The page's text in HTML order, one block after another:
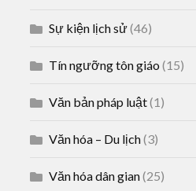
Sự kiện lịch sử(46)
Tín ngưỡng tôn giáo (15)
Văn bản pháp luật(1)
Văn hóa – Du lịch(3)
Văn hóa dân gian(25)